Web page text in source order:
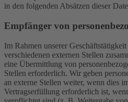
in den folgenden Absätzen dieser
Empfänger von
Im Rahmen unserer
verschiedenen externen Stellen
eine Übermittlung von
Stellen erforderlich. Wir geben
an externe Stellen weiter, wenn dies
Vertragserfüllung erforderlich ist,